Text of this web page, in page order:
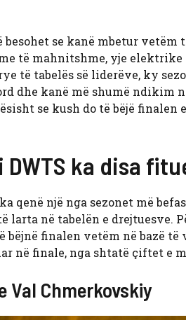
se kanë mbetur vetëm
të mahnitshme, yje
të tabelës së liderëve, ky
dhe kanë më shumë ndikim
se kush do të bëjë
DWTS ka disa
qenë një nga sezonet më
larta në tabelën e drejtuesve.
bëjnë finalen vetëm në bazë
në finale, nga shtatë çiftet e
Val Chmerkovskiy